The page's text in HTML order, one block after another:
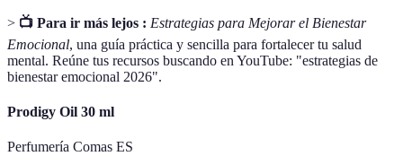
> 📺 Para ir más lejos : Estrategias para Mejorar el Bienestar
Emocional, una guía práctica y sencilla para fortalecer tu salud
mental. Reúne tus recursos buscando en YouTube: "estrategias de
bienestar emocional 2026".
Prodigy Oil 30 ml
Perfumería Comas ES